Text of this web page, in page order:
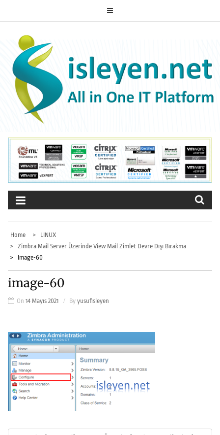
to
ISLEYEN.NET
All-in-One IT Platform
Home
LINUX
Zimbra Mail Server Üzerinde View Mail Zimlet Devre Dışı Bırakma
Image-60
image-60
On 14 Mayıs 2021 By yusufisleyen